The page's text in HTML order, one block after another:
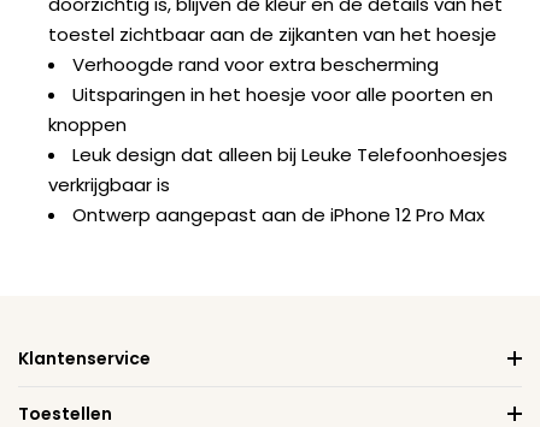
toestel zichtbaar aan de zijkanten van het hoesje
Verhoogde rand voor extra bescherming
Uitsparingen in het hoesje voor alle poorten en
knoppen
Leuk design dat alleen bij Leuke Telefoonhoesjes
verkrijgbaar is
Ontwerp aangepast aan de iPhone 12 Pro Max
Klantenservice
Toestellen